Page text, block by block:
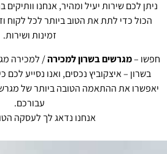
ניתן לכם שירות יעיל ומהיר, אנחנו וותיקים
הכול כדי לתת את הטוב ביותר לכל לקוח
זמינות ושירות.
חפשו –מגרשים בשרון למכירה/ למכירה
בשרון – איצקוביץ נכסים, ואנו נסייע לכם
יאפשרו את ההתאמה הטובה ביותר של
עבורכם.
אנחנו נדאג לך לעסקה